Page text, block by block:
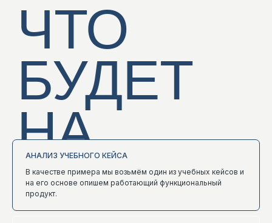
АНАЛИЗ УЧЕБНОГО КЕЙСА
В качестве примера мы возьмём один из учебных кейсов и
на его основе опишем работающий функциональный
продукт.
ПОСЛЕ
СЕССИИ
ВЫ
СМОЖЕТЕ: